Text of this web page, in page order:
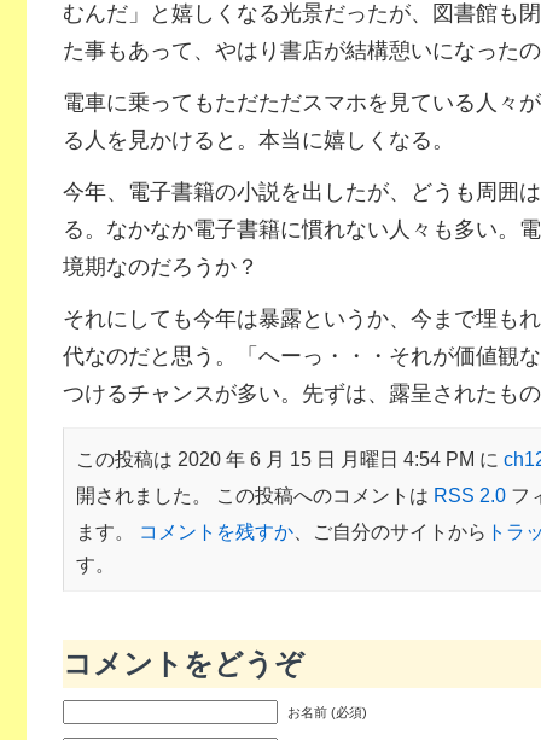
むんだ」と嬉しくなる光景だったが、図書館も
た事もあって、やはり書店が結構憩いになった
電車に乗ってもただただスマホを見ている人々
る人を見かけると。本当に嬉しくなる。
今年、電子書籍の小説を出したが、どうも周囲
る。なかなか電子書籍に慣れない人々も多い。
境期なのだろうか？
それにしても今年は暴露というか、今まで埋も
代なのだと思う。「へーっ・・・それが価値観
つけるチャンスが多い。先ずは、露呈されたも
この投稿は 2020 年 6 月 15 日 月曜日 4:54 PM に
開されました。 この投稿へのコメントは RSS 2.0フ
ます。
コメントを残すか、ご自分のサイトから トラ
す。
コメントをどうぞ
お名前 (必須)